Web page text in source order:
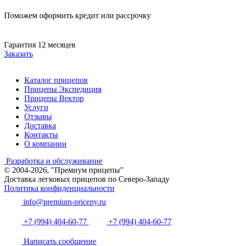
Поможем оформить кредит или рассрочку
Гарантия 12 месяцев
Заказать
Каталог прицепов
Прицепы Экспедиция
Прицепы Вектор
Услуги
Отзывы
Доставка
Контакты
О компании
Разработка и обслуживание
© 2004-2026, "Премиум прицепы"
Доставка легковых прицепов по Северо-Западу
Политика конфиденциальности
info@premium-pricepy.ru
+7 (994) 404-60-77 +7 (994) 404-60-77
Написать сообщение